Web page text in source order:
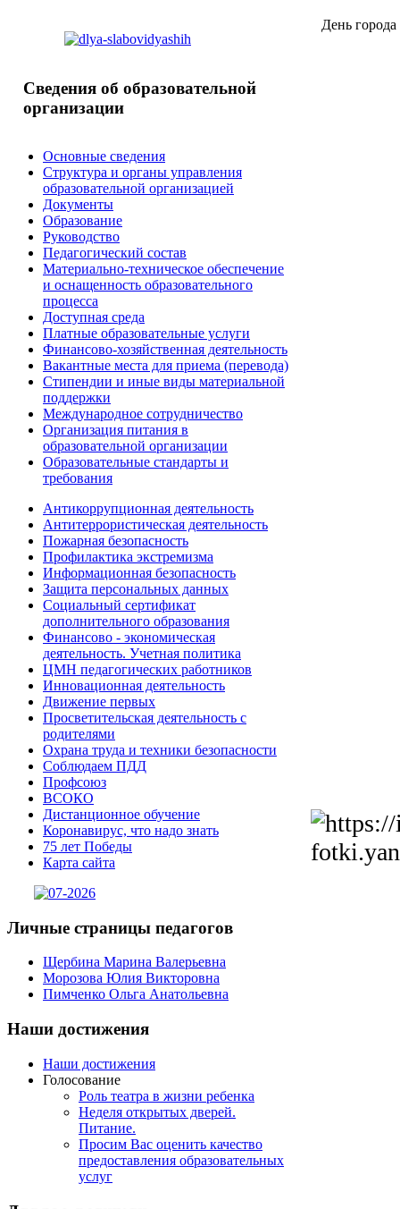
Сведения об образовательной
организации
Основные сведения
Структура и органы управления
образовательной организацией
Документы
Образование
Руководство
Педагогический состав
Материально-техническое обеспечение
и оснащенность образовательного
процесса
Доступная среда
Платные образовательные услуги
Финансово-хозяйственная деятельность
Вакантные места для приема (перевода)
Стипендии и иные виды материальной
поддержки
Международное сотрудничество
Организация питания в
образовательной организации
Образовательные стандарты и
требования
Антикоррупционная деятельность
Антитеррористическая деятельность
Пожарная безопасность
Профилактика экстремизма
Информационная безопасность
Защита персональных данных
Социальный сертификат
дополнительного образования
Финансово - экономическая
деятельность. Учетная политика
ЦМН педагогических работников
Инновационная деятельность
Движение первых
Просветительская деятельность с
родителями
Охрана труда и техники безопасности
Соблюдаем ПДД
Профсоюз
ВСОКО
Дистанционное обучение
Коронавирус, что надо знать
75 лет Победы
Карта сайта
Личные страницы педагогов
Щербина Марина Валерьевна
Морозова Юлия Викторовна
Пимченко Ольга Анатольевна
Наши достижения
Наши достижения
Голосование
Роль театра в жизни ребенка
Неделя открытых дверей.
Питание.
Просим Вас оценить качество
предоставления образовательных
услуг
День